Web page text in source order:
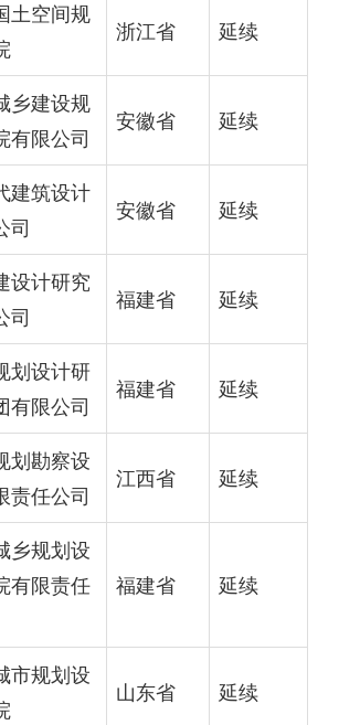
土空间规
浙江省 延续
乡建设规
有限公司
安徽省 延续
建筑设计
司
安徽省 延续
设计研究
司
福建省 延续
划设计研
有限公司
福建省 延续
划勘察设
责任公司
江西省 延续
乡规划设
有限责任
福建省 延续
市规划设
山东省 延续